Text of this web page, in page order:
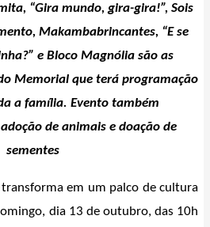
“Gira mundo, gira-gira!”, Sois
, Makambabrincantes, “E se
e Bloco Magnólia são as
Memorial que terá programação
a família. Evento também
de animais e doação de
sementes
transforma em um palco de cultura
dia 13 de outubro, das 10h